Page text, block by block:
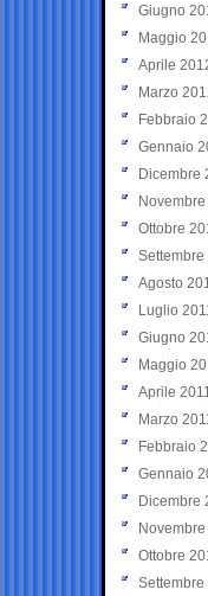
Giugno
Maggio
Aprile
Marzo
Febbraio
Gennaio
Dicembre
Novembre
Ottobre
Settembre
Agosto
Luglio
Giugno
Maggio
Aprile
Marzo
Febbraio
Gennaio
Dicembre
Ottobre
Settembre